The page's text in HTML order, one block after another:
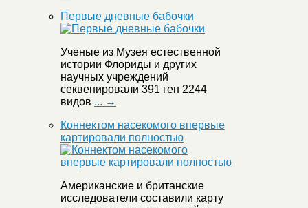
Первые дневные бабочки
Ученые из Музея естественной
истории Флориды и других
научных учреждений
секвенировали 391 ген 2244
видов ... →
Коннектом насекомого впервые
картировали полностью
Американские и британские
исследователи составили карту